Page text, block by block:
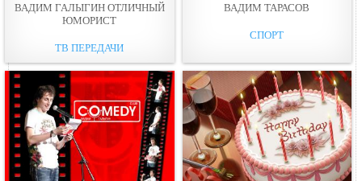
ВАДИМ ГАЛЫГИН ОТЛИЧНЫЙ
ЮМОРИСТ
ТВ ПЕРЕДАЧИ
ВАДИМ ТАРАСОВ
СПОРТ